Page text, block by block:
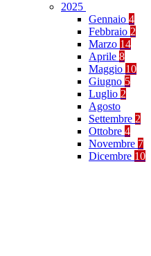
2025
Gennaio 4
Febbraio 2
Marzo 14
Aprile 8
Maggio 10
Giugno 5
Luglio 2
Agosto
Settembre 2
Ottobre 4
Novembre 7
Dicembre 10